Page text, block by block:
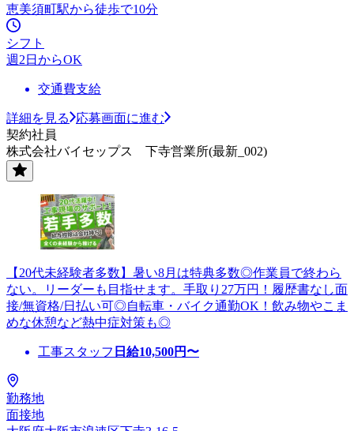
恵美須町駅から徒歩で10分
シフト
週2日からOK
交通費支給
詳細を見る
応募画面に進む
契約社員
株式会社バイセップス 下寺営業所(最新_002)
【20代未経験者多数】暑い8月は特典多数◎作業員で終わら
ない。リーダーも目指せます。手取り27万円！履歴書なし面
接/無資格/日払い可◎自転車・バイク通勤OK！飲み物やこま
めな休憩など熱中症対策も◎
工事スタッフ 日給10,500円〜
勤務地
面接地